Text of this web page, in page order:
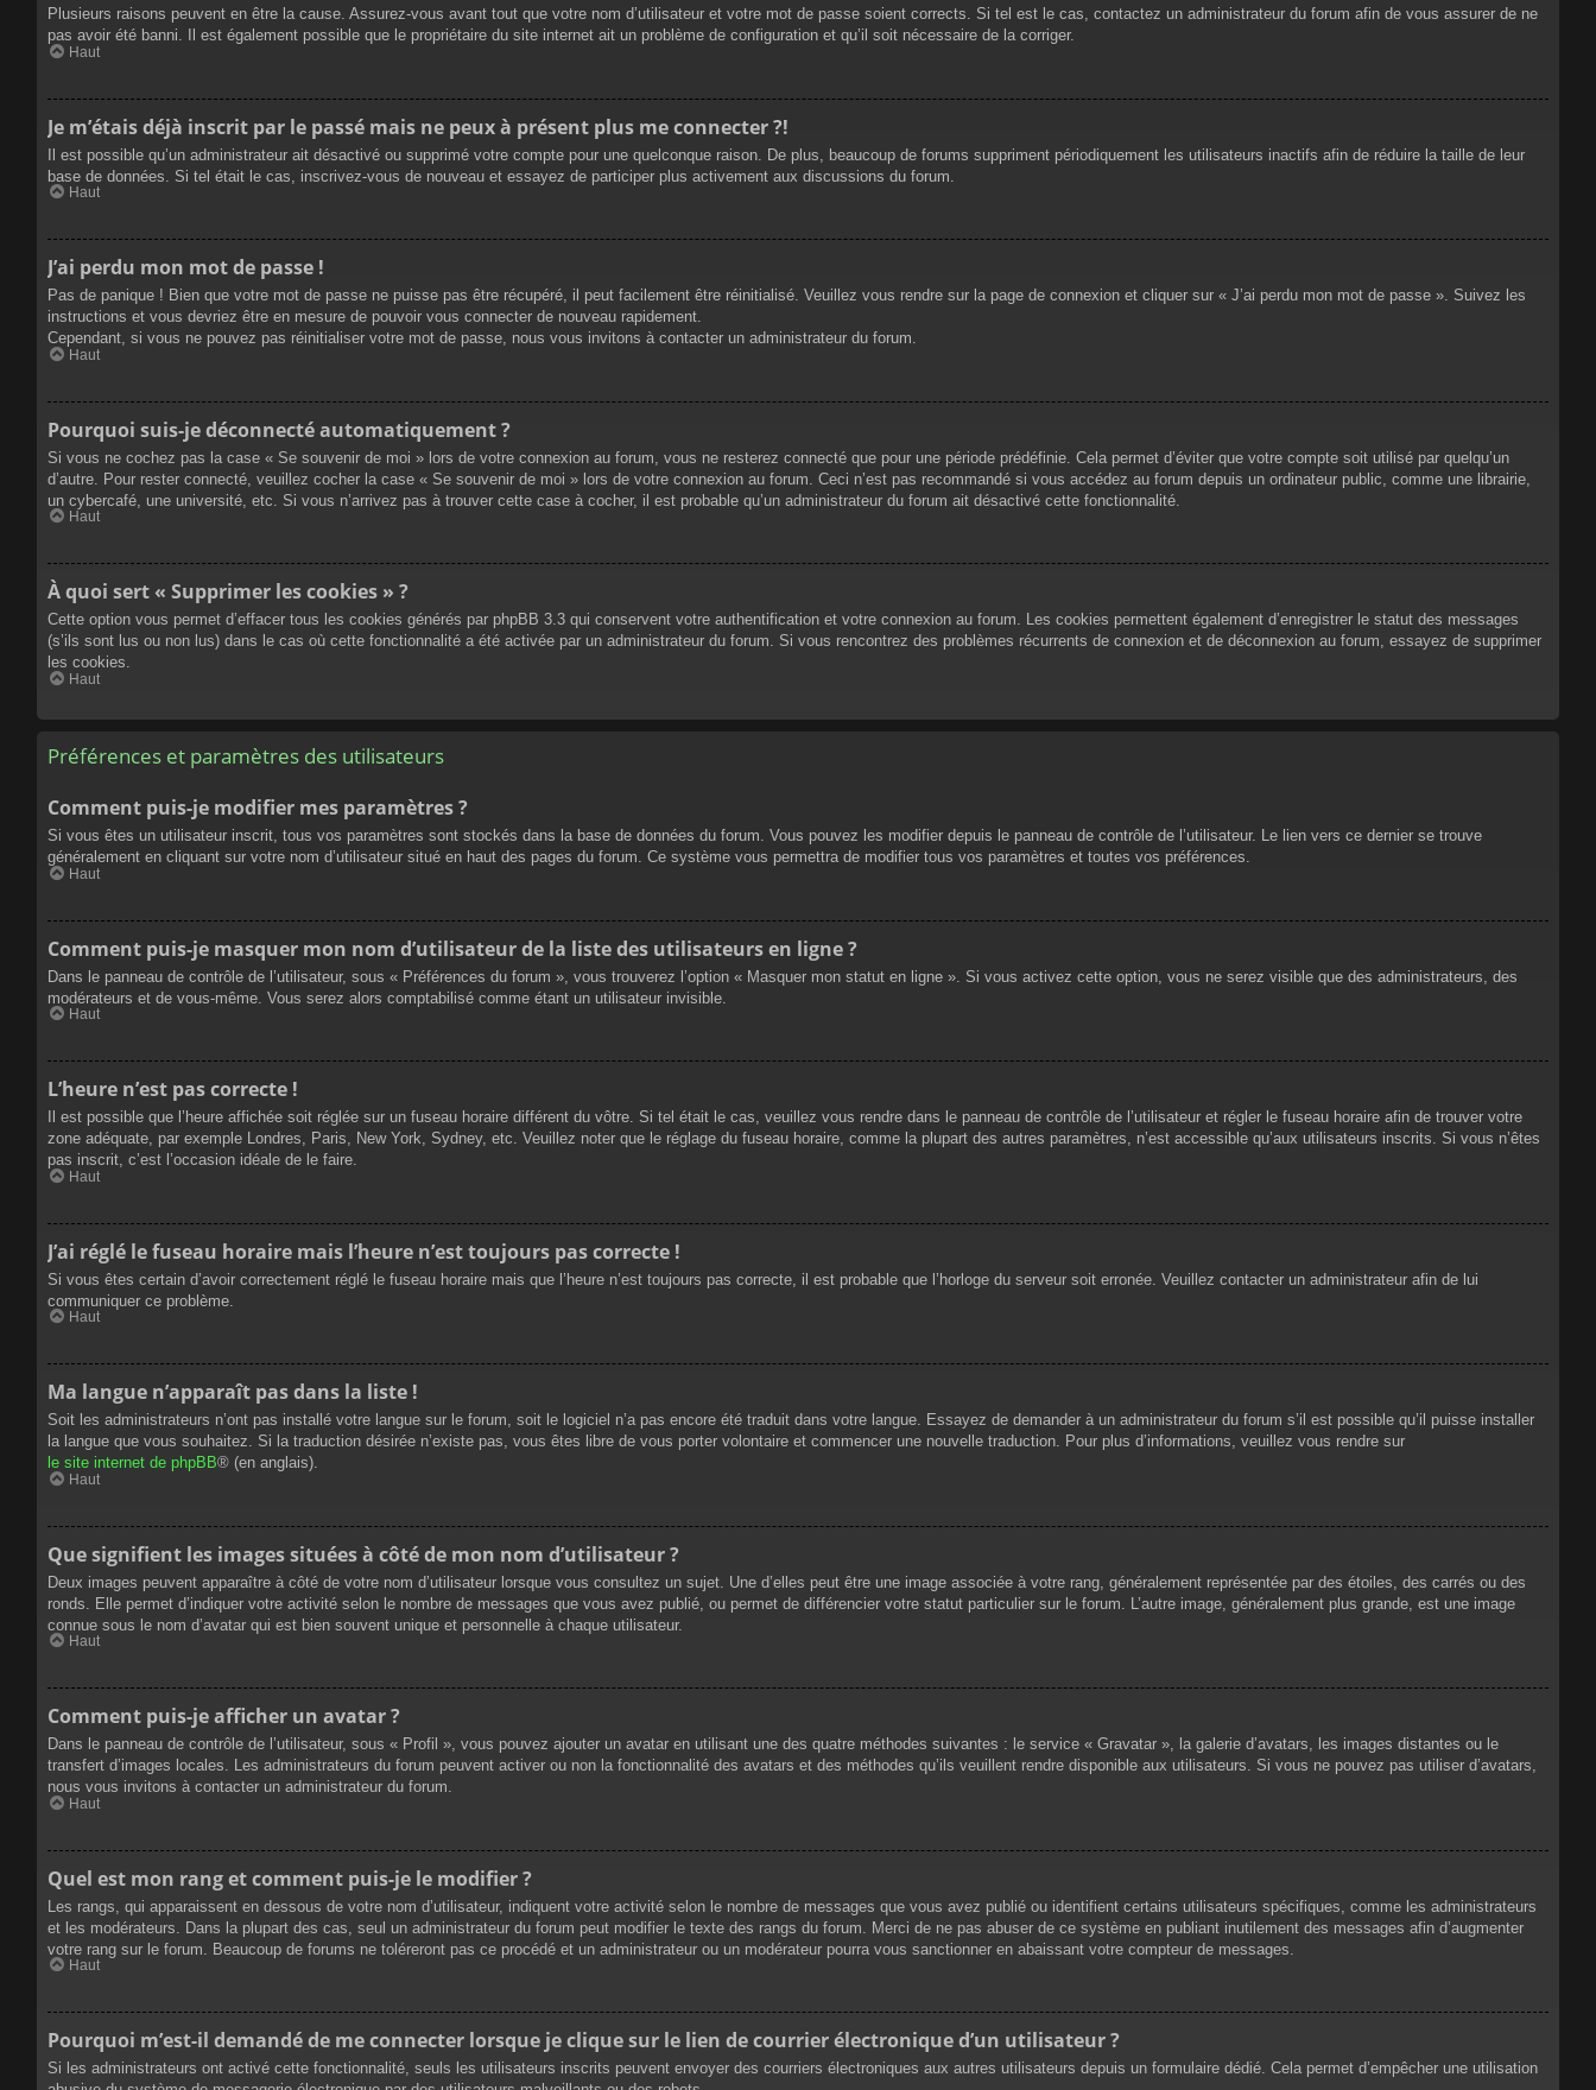
Plusieurs raisons peuvent en être la cause. Assurez-vous avant tout que votre nom d’utilisateur et votre mot de passe soient corrects. Si tel est le cas, contactez un administrateur du forum afin de vous assurer de ne
pas avoir été banni. Il est également possible que le propriétaire du site internet ait un problème de configuration et qu’il soit nécessaire de la corriger.
Haut
Je m’étais déjà inscrit par le passé mais ne peux à présent plus me connecter ?!
Il est possible qu’un administrateur ait désactivé ou supprimé votre compte pour une quelconque raison. De plus, beaucoup de forums suppriment périodiquement les utilisateurs inactifs afin de réduire la taille de leur
base de données. Si tel était le cas, inscrivez-vous de nouveau et essayez de participer plus activement aux discussions du forum.
Haut
J’ai perdu mon mot de passe !
Pas de panique ! Bien que votre mot de passe ne puisse pas être récupéré, il peut facilement être réinitialisé. Veuillez vous rendre sur la page de connexion et cliquer sur « J’ai perdu mon mot de passe ». Suivez les
instructions et vous devriez être en mesure de pouvoir vous connecter de nouveau rapidement.
Cependant, si vous ne pouvez pas réinitialiser votre mot de passe, nous vous invitons à contacter un administrateur du forum.
Haut
Pourquoi suis-je déconnecté automatiquement ?
Si vous ne cochez pas la case « Se souvenir de moi » lors de votre connexion au forum, vous ne resterez connecté que pour une période prédéfinie. Cela permet d’éviter que votre compte soit utilisé par quelqu’un
d’autre. Pour rester connecté, veuillez cocher la case « Se souvenir de moi » lors de votre connexion au forum. Ceci n’est pas recommandé si vous accédez au forum depuis un ordinateur public, comme une librairie,
un cybercafé, une université, etc. Si vous n’arrivez pas à trouver cette case à cocher, il est probable qu’un administrateur du forum ait désactivé cette fonctionnalité.
Haut
À quoi sert « Supprimer les cookies » ?
Cette option vous permet d’effacer tous les cookies générés par phpBB 3.3 qui conservent votre authentification et votre connexion au forum. Les cookies permettent également d’enregistrer le statut des messages
(s’ils sont lus ou non lus) dans le cas où cette fonctionnalité a été activée par un administrateur du forum. Si vous rencontrez des problèmes récurrents de connexion et de déconnexion au forum, essayez de supprimer
les cookies.
Haut
Préférences et paramètres des utilisateurs
Comment puis-je modifier mes paramètres ?
Si vous êtes un utilisateur inscrit, tous vos paramètres sont stockés dans la base de données du forum. Vous pouvez les modifier depuis le panneau de contrôle de l’utilisateur. Le lien vers ce dernier se trouve
généralement en cliquant sur votre nom d’utilisateur situé en haut des pages du forum. Ce système vous permettra de modifier tous vos paramètres et toutes vos préférences.
Haut
Comment puis-je masquer mon nom d’utilisateur de la liste des utilisateurs en ligne ?
Dans le panneau de contrôle de l’utilisateur, sous « Préférences du forum », vous trouverez l’option « Masquer mon statut en ligne ». Si vous activez cette option, vous ne serez visible que des administrateurs, des
modérateurs et de vous-même. Vous serez alors comptabilisé comme étant un utilisateur invisible.
Haut
L’heure n’est pas correcte !
Il est possible que l’heure affichée soit réglée sur un fuseau horaire différent du vôtre. Si tel était le cas, veuillez vous rendre dans le panneau de contrôle de l’utilisateur et régler le fuseau horaire afin de trouver votre
zone adéquate, par exemple Londres, Paris, New York, Sydney, etc. Veuillez noter que le réglage du fuseau horaire, comme la plupart des autres paramètres, n’est accessible qu’aux utilisateurs inscrits. Si vous n’êtes
pas inscrit, c’est l’occasion idéale de le faire.
Haut
J’ai réglé le fuseau horaire mais l’heure n’est toujours pas correcte !
Si vous êtes certain d’avoir correctement réglé le fuseau horaire mais que l’heure n’est toujours pas correcte, il est probable que l’horloge du serveur soit erronée. Veuillez contacter un administrateur afin de lui
communiquer ce problème.
Haut
Ma langue n’apparaît pas dans la liste !
Soit les administrateurs n’ont pas installé votre langue sur le forum, soit le logiciel n’a pas encore été traduit dans votre langue. Essayez de demander à un administrateur du forum s’il est possible qu’il puisse installer
la langue que vous souhaitez. Si la traduction désirée n’existe pas, vous êtes libre de vous porter volontaire et commencer une nouvelle traduction. Pour plus d’informations, veuillez vous rendre sur
le site internet de phpBB® (en anglais).
Haut
Que signifient les images situées à côté de mon nom d’utilisateur ?
Deux images peuvent apparaître à côté de votre nom d’utilisateur lorsque vous consultez un sujet. Une d’elles peut être une image associée à votre rang, généralement représentée par des étoiles, des carrés ou des
ronds. Elle permet d’indiquer votre activité selon le nombre de messages que vous avez publié, ou permet de différencier votre statut particulier sur le forum. L’autre image, généralement plus grande, est une image
connue sous le nom d’avatar qui est bien souvent unique et personnelle à chaque utilisateur.
Haut
Comment puis-je afficher un avatar ?
Dans le panneau de contrôle de l’utilisateur, sous « Profil », vous pouvez ajouter un avatar en utilisant une des quatre méthodes suivantes : le service « Gravatar », la galerie d’avatars, les images distantes ou le
transfert d’images locales. Les administrateurs du forum peuvent activer ou non la fonctionnalité des avatars et des méthodes qu’ils veuillent rendre disponible aux utilisateurs. Si vous ne pouvez pas utiliser d’avatars,
nous vous invitons à contacter un administrateur du forum.
Haut
Quel est mon rang et comment puis-je le modifier ?
Les rangs, qui apparaissent en dessous de votre nom d’utilisateur, indiquent votre activité selon le nombre de messages que vous avez publié ou identifient certains utilisateurs spécifiques, comme les administrateurs
et les modérateurs. Dans la plupart des cas, seul un administrateur du forum peut modifier le texte des rangs du forum. Merci de ne pas abuser de ce système en publiant inutilement des messages afin d’augmenter
votre rang sur le forum. Beaucoup de forums ne toléreront pas ce procédé et un administrateur ou un modérateur pourra vous sanctionner en abaissant votre compteur de messages.
Haut
Pourquoi m’est-il demandé de me connecter lorsque je clique sur le lien de courrier électronique d’un utilisateur ?
Si les administrateurs ont activé cette fonctionnalité, seuls les utilisateurs inscrits peuvent envoyer des courriers électroniques aux autres utilisateurs depuis un formulaire dédié. Cela permet d’empêcher une utilisation